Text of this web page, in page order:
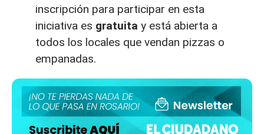
inscripción para participar en esta
iniciativa es gratuita y está abierta a
todos los locales que vendan pizzas o
empanadas.